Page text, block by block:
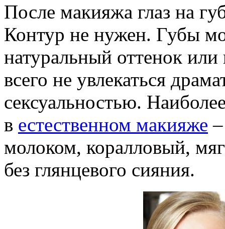
После макияжа глаз на
Контур не нужен. Губы
натуральный оттенок
всего не увлекаться
сексуальностью.
в естественном макияже
молоком, коралловый,
без глянцевого сияния.